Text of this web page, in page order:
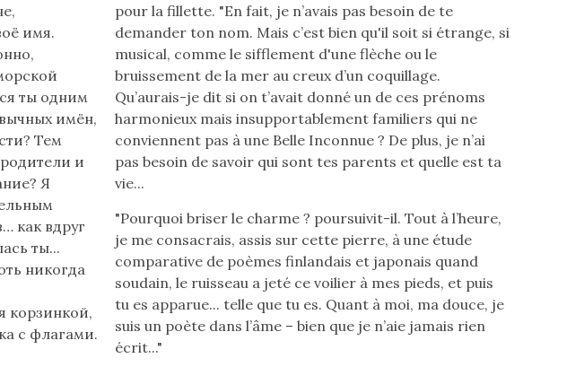
имя.
ты одним
имён,
Тем
и
Я
как вдруг
ты...
никогда
корзинкой,
с флагами.
texte
en
français
(flèche
bas)
pour la fillette. "En fait, je n’avais pas besoin de te
demander ton nom. Mais c’est bien qu'il soit si étrange, si
musical, comme le sifflement d'une flèche ou le
bruissement de la mer au creux d’un coquillage.
Qu’aurais-je dit si on t’avait donné un de ces prénoms
harmonieux mais insupportablement familiers qui ne
conviennent pas à une Belle Inconnue ? De plus, je n’ai
pas besoin de savoir qui sont tes parents et quelle est ta
vie...
"Pourquoi briser le charme ? poursuivit-il. Tout à l’heure,
je me consacrais, assis sur cette pierre, à une étude
comparative de poèmes finlandais et japonais quand
soudain, le ruisseau a jeté ce voilier à mes pieds, et puis
tu es apparue... telle que tu es. Quant à moi, ma douce, je
suis un poète dans l’âme – bien que je n’aie jamais rien
écrit..."